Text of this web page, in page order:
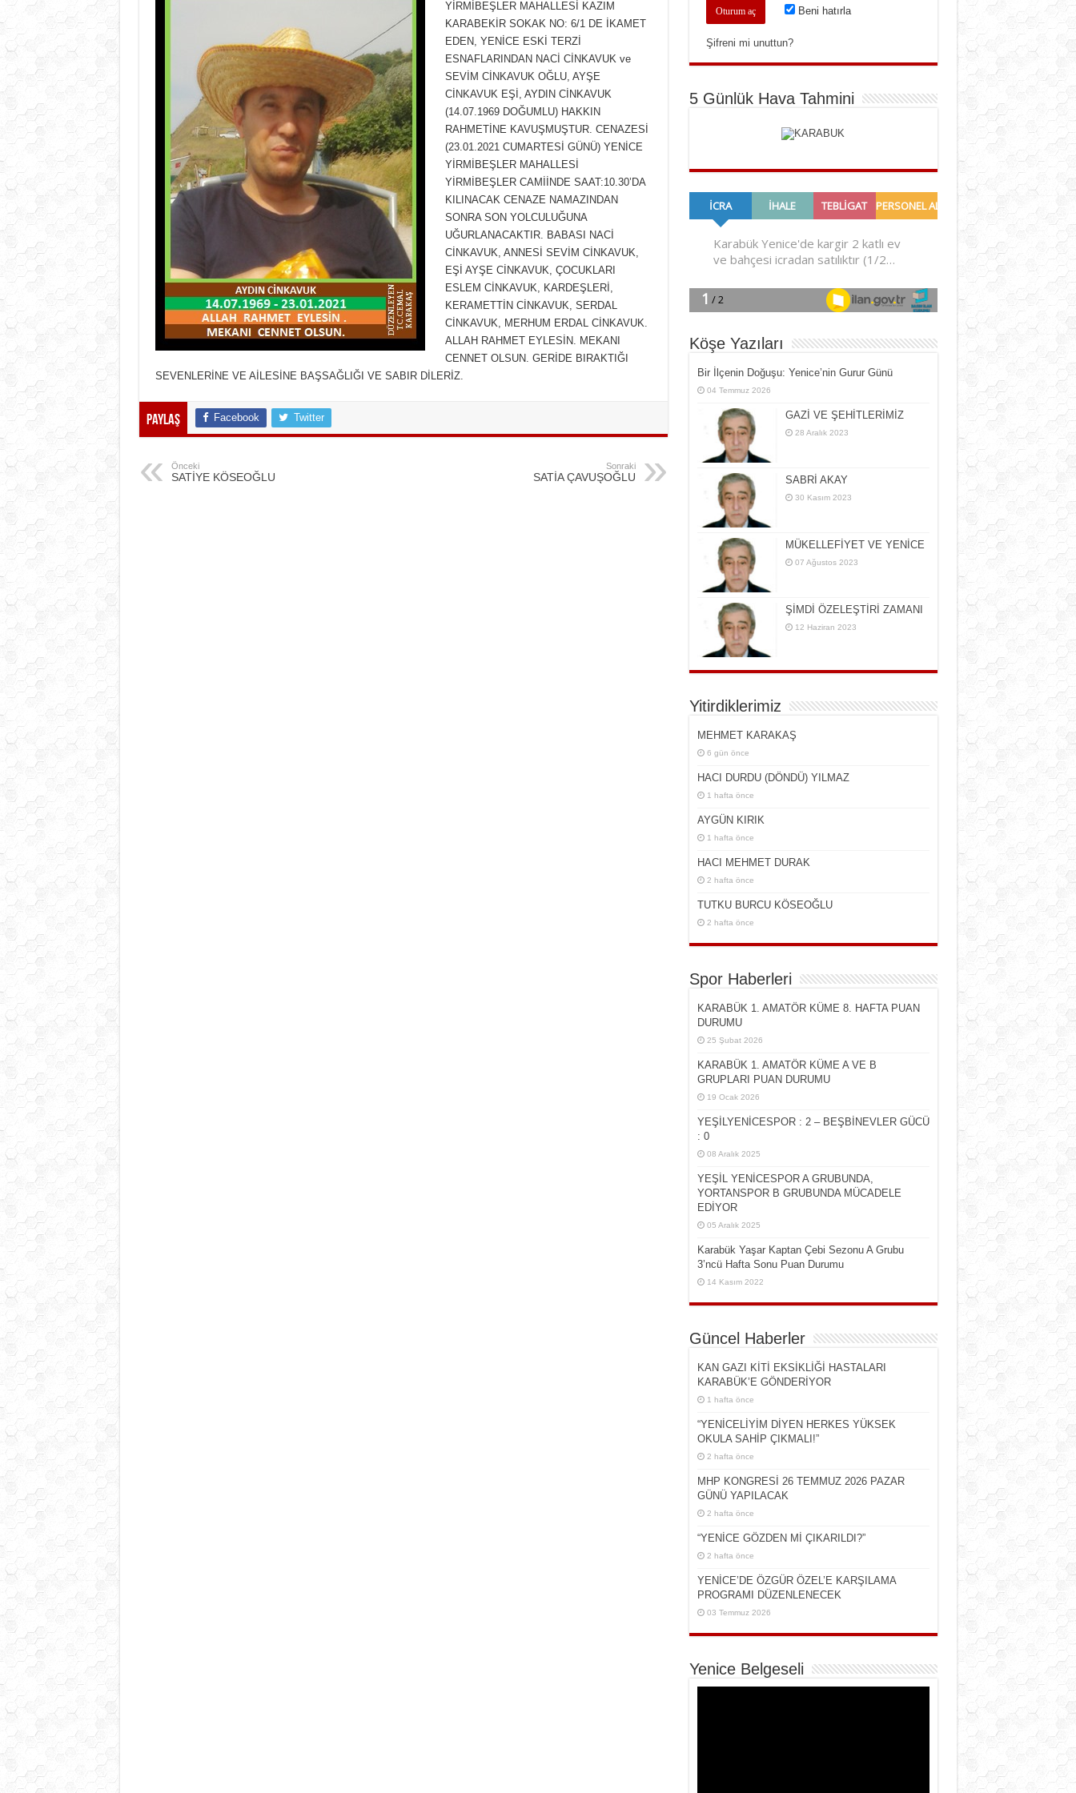
YİRMİBEŞLER MAHALLESİ KAZIM
KARABEKİR SOKAK NO: 6/1 DE İKAMET
EDEN, YENİCE ESKİ TERZİ
ESNAFLARINDAN NACİ CİNKAVUK ve
SEVİM CİNKAVUK OĞLU, AYŞE
CİNKAVUK EŞİ, AYDIN CİNKAVUK
(14.07.1969 DOĞUMLU) HAKKIN
RAHMETİNE KAVUŞMUŞTUR. CENAZESİ
(23.01.2021 CUMARTESİ GÜNÜ) YENİCE
YİRMİBEŞLER MAHALLESİ
YİRMİBEŞLER CAMİİNDE SAAT:10.30’DA
KILINACAK CENAZE NAMAZINDAN
SONRA SON YOLCULUĞUNA
UĞURLANACAKTIR. BABASI NACİ
CİNKAVUK, ANNESİ SEVİM CİNKAVUK,
EŞİ AYŞE CİNKAVUK, ÇOCUKLARI
ESLEM CİNKAVUK, KARDEŞLERİ,
KERAMETTİN CİNKAVUK, SERDAL
CİNKAVUK, MERHUM ERDAL CİNKAVUK.
ALLAH RAHMET EYLESİN. MEKANI
CENNET OLSUN. GERİDE BIRAKTIĞI
SEVENLERİNE VE AİLESİNE BAŞSAĞLIĞI VE SABIR DİLERİZ.
Paylaş Facebook Twitter
Önceki
SATİYE KÖSEOĞLU
Sonraki
SATİA ÇAVUŞOĞLU
Beni hatırla
Şifreni mi unuttun?
5 Günlük Hava Tahmini
Köşe Yazıları
Bir İlçe­nin Do­ğu­şu: Ye­ni­ce’nin Gurur Günü
04 Temmuz 2026
GAZİ VE ŞEHİTLERİMİZ
28 Aralık 2023
SABRİ AKAY
30 Kasım 2023
MÜKELLEFİYET VE YENİCE
07 Ağustos 2023
ŞİMDİ ÖZELEŞTİRİ ZAMANI
12 Haziran 2023
Yitirdiklerimiz
MEHMET KARAKAŞ
6 gün önce
HACI DURDU (DÖNDÜ) YILMAZ
1 hafta önce
AYGÜN KIRIK
1 hafta önce
HACI MEHMET DURAK
2 hafta önce
TUTKU BURCU KÖSEOĞLU
2 hafta önce
Spor Haberleri
KARABÜK 1. AMATÖR KÜME 8. HAFTA PUAN
DURUMU
25 Şubat 2026
KARABÜK 1. AMATÖR KÜME A VE B
GRUPLARI PUAN DURUMU
19 Ocak 2026
YEŞİLYENİCESPOR : 2 – BEŞBİNEVLER GÜCÜ
: 0
08 Aralık 2025
YEŞİL YENİCESPOR A GRUBUNDA,
YORTANSPOR B GRUBUNDA MÜCADELE
EDİYOR
05 Aralık 2025
Karabük Yaşar Kaptan Çebi Sezonu A Grubu
3’ncü Hafta Sonu Puan Durumu
14 Kasım 2022
Güncel Haberler
KAN GAZI KİTİ EKSİKLİĞİ HASTALARI
KARABÜK’E GÖNDERİYOR
1 hafta önce
“YENİCELİYİM DİYEN HERKES YÜKSEK
OKULA SAHİP ÇIKMALI!”
2 hafta önce
MHP KONGRESİ 26 TEMMUZ 2026 PAZAR
GÜNÜ YAPILACAK
2 hafta önce
“YENİCE GÖZDEN Mİ ÇIKARILDI?”
2 hafta önce
YENİCE’DE ÖZGÜR ÖZEL’E KARŞILAMA
PROGRAMI DÜZENLENECEK
03 Temmuz 2026
Yenice Belgeseli